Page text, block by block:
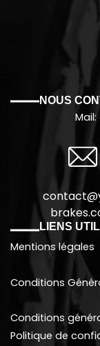
NOUS
LIENS
Mentions légales
Conditions
Conditions
Politique de